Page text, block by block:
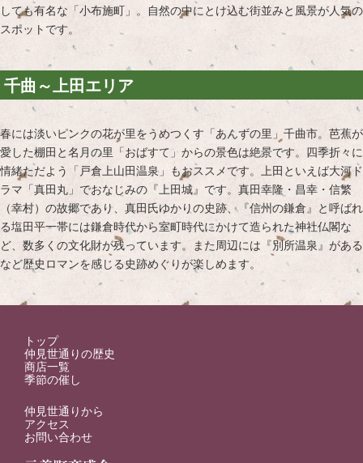
しても有名な「小布施町」。自然の中にとけ込む街並みと風景が人気の
スポットです。
千曲～上田エリア
春には淡いピンクの花が里をうめつくす「あんずの里」千曲市。芭蕉が
愛した棚田と名月の里「おばすて」からの景色は絶景です。四季折々に
情緒ただよう「戸倉上山田温泉」もおススメです。上田といえば大河ド
ラマ「真田丸」でおなじみの『上田城』です。真田幸隆・昌幸・信繁
（幸村）の故郷であり、真田氏ゆかりの史跡、『信州の鎌倉』と呼ばれ
る塩田平一帯には鎌倉時代から室町時代にかけて造られた神社仏閣な
ど、数多くの文化財が残っています。また周辺には『別所温泉』がある
など歴史ロマンを感じる史跡めぐりが楽しめます。
トップ
仲見世通りの歴史
商店一覧
季節の催し
仲見世通りから
アクセス
お問い合わせ